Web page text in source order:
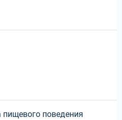
пищевого поведения